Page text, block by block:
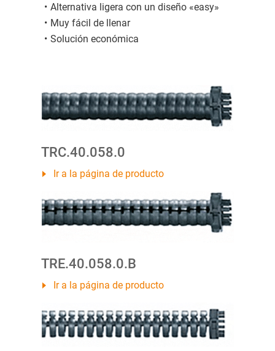
Alternativa ligera con un diseño «easy»
Muy fácil de llenar
Solución económica
TRC.40.058.0
Ir a la página de producto
TRE.40.058.0.B
Ir a la página de producto